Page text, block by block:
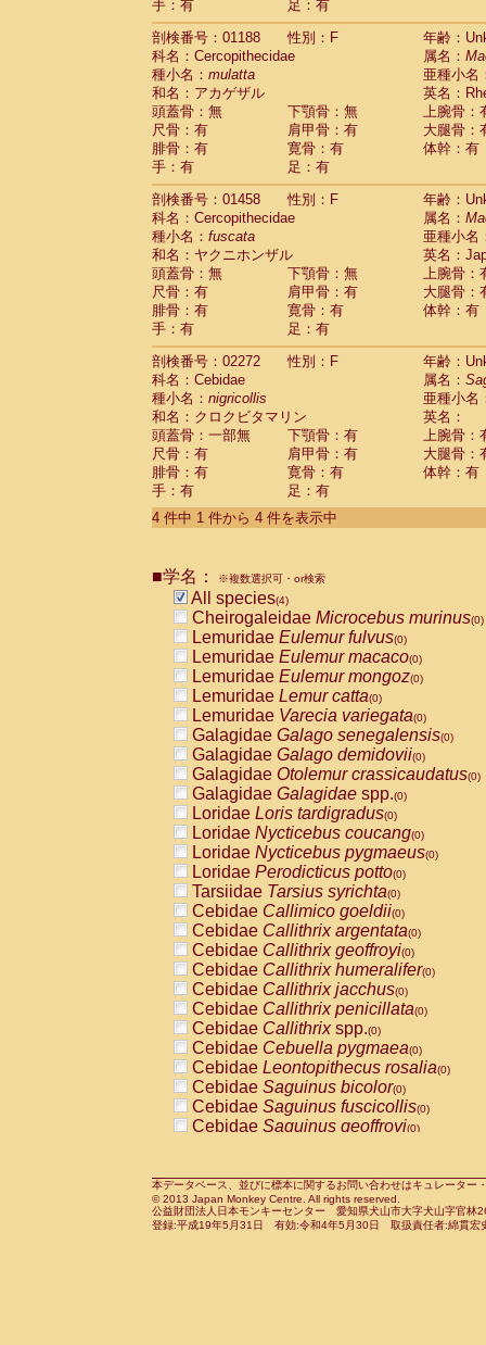
Cebidae Aotus trivirgatus
Cebidae Cebus albifrons
CebidaeCebus apella
Cebidae
CebidaeCebus nigrivittatus
Cebidae Cebusspp.(0)
Cebidae Saimiri boliviensis
Cebidae Saimiri sciureus
Atelidae Alouatta caraya
AtelidaeAlouatta fusca
AtelidaeAlouatta seniculus
AtelidaeAlouatta
Atelidae Ateles belzebuth
Atelidae Ateles geoffroyi
Atelidae Ateles paniscus
Atelidae Atelesspp.
Atelidae Lagothrix lagothricha
AtelidaeLagothrix lagothricha cana(0)
Pitheciidae
Cacajao calvus
Pitheciidae
Callicebus cupreus(0)
Pitheciidae Callicebus donacophilus(0)
PitheciidaeCallicebus moloch(0)
Pitheciidae Callicebus torquatus(0)
Pitheciidae Callicebus
Pitheciidae Chiropotes satanas
Pitheciidae Pithecia monachus
PitheciidaePithecia pithecia
CercopithecidaeCercocebus
Cercopithecidae
CercopithecidaeCercocebus
CercopithecidaeCercocebus
CercopithecidaeCercocebusspp.
CercopithecidaeLophocebus
CercopithecidaePapio anubis
CercopithecidaePapio cynocephalus
CercopithecidaePapio hamadryas
CercopithecidaePapio papio(0)
CercopithecidaePapiospp.(0)
CercopithecidaeMandrillus
CercopithecidaeMandrillus sphinx
CercopithecidaeTheropithecus
CercopithecidaeMacaca arctoides
CercopithecidaeMacaca assamensis
Cercopithecidae Macaca
CercopithecidaeMacaca cyclopis
CercopithecidaeMacaca fascicularis
CercopithecidaeMacaca fuscaca
CercopithecidaeMacaca fuscata
CercopithecidaeMacaca fuscata
CercopithecidaeMacaca maura
CercopithecidaeMacaca mulatta
CercopithecidaeMacaca nemestrina
CercopithecidaeMacaca nigra(0)
CercopithecidaeMacaca radiata
CercopithecidaeMacaca silenus
CercopithecidaeMacaca sinica
CercopithecidaeMacaca tonkeana(0)
CercopithecidaeMacacahybrid(0)
CercopithecidaeMacaca spp.(0)
手：有
足：有
剖検番号：01188
性別：F
年齢：
科名：Cercopithecidae
属名：
種小名： mulatta
亜種小名
和名：アカゲザル
英名：
頭蓋骨：無
下顎骨：無
上腕骨：
尺骨：有
肩甲骨：有
大腿骨：
腓骨：有
寛骨：有
体幹：有
手：有
足：有
剖検番号：01458
性別：F
年齢：
科名：Cercopithecidae
属名：
種小名： fuscata
亜種小名
和名：ヤクニホンザル
英名：
頭蓋骨：無
下顎骨：無
上腕骨：
尺骨：有
肩甲骨：有
大腿骨：
腓骨：有
寛骨：有
体幹：有
手：有
足：有
剖検番号：02272
性別：F
年齢：
科名：Cebidae
属名：
種小名： nigricollis
亜種小名
和名：クロクビタマリン
英名：
頭蓋骨：一部無
下顎骨：有
上腕骨：
尺骨：有
肩甲骨：有
大腿骨：
腓骨：有
寛骨：有
体幹：有
手：有
足：有
4 件中 1 件から 4 件を表示中
■学名： ※複数選択可・or検索
All species(4)
Cheirogaleidae Microcebus murinus(0)
Lemuridae Eulemur fulvus(0)
Lemuridae Eulemur macaco(0)
Lemuridae Eulemur mongoz(0)
Lemuridae Lemur catta(0)
Lemuridae Varecia variegata(0)
Galagidae Galago senegalensis(0)
Galagidae Galago demidovii(0)
Galagidae Otolemur crassicaudatus(0)
Galagidae Galagidae spp.(0)
Loridae Loris tardigradus(0)
Loridae Nycticebus coucang(0)
Loridae Nycticebus pygmaeus(0)
Loridae Perodicticus potto(0)
Tarsiidae Tarsius syrichta(0)
Cebidae Callimico goeldii(0)
Cebidae Callithrix argentata(0)
Cebidae Callithrix geoffroyi(0)
Cebidae Callithrix humeralifer(0)
Cebidae Callithrix jacchus(0)
Cebidae Callithrix penicillata(0)
Cebidae Callithrixspp.(0)
Cebidae Cebuella pygmaea(0)
Cebidae Leontopithecus rosalia(0)
Cebidae Saguinus bicolor(0)
Cebidae Saguinus fuscicollis(0)
Cebidae Saguinus geoffroyi(0)
CebidaeSaguinus leucopus(0)
CebidaeSaguinus midas(0)
Cebidae Saguinus mystax(0)
本データベース、並びに標本に関するお問い合わせはキュレータ
© 2013 Japan Monkey Centre. All rights reserved.
公益財団法人日本モンキーセンター 愛知県犬山市大字犬山字官
登録:平成19年5月31日 有効:令和4年5月30日 取扱責任者:綿貫宏